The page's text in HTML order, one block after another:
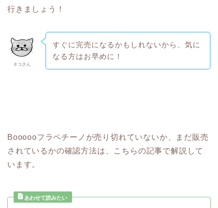
行きましょう！
ネコさん
すぐに完売になるかもしれないから、気に
なる方はお早めに！
Boooooフラペチーノが売り切れていないか、まだ販売
されているかの確認方法は、こちらの記事で解説して
います。